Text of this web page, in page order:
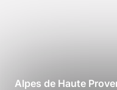
Alpes de Haute